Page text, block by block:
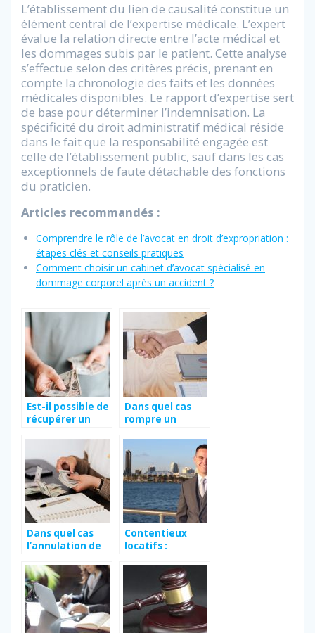
L’établissement du lien de causalité constitue un
élément central de l’expertise médicale. L’expert
évalue la relation directe entre l’acte médical et
les dommages subis par le patient. Cette analyse
s’effectue selon des critères précis, prenant en
compte la chronologie des faits et les données
médicales disponibles. Le rapport d’expertise sert
de base pour déterminer l’indemnisation. La
spécificité du droit administratif médical réside
dans le fait que la responsabilité engagée est
celle de l’établissement public, sauf dans les cas
exceptionnels de faute détachable des fonctions
du praticien.
Articles recommandés :
Comprendre le rôle de l’avocat en droit d’expropriation :
étapes clés et conseils pratiques
Comment choisir un cabinet d’avocat spécialisé en
dommage corporel après un accident ?
Est-il possible de
récupérer un
Dans quel cas
rompre un
Dans quel cas
l’annulation de
impossible ?
Contentieux
locatifs :
le problème ?